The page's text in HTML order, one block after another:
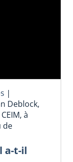
|
Deblock,
à
de
a-t-il